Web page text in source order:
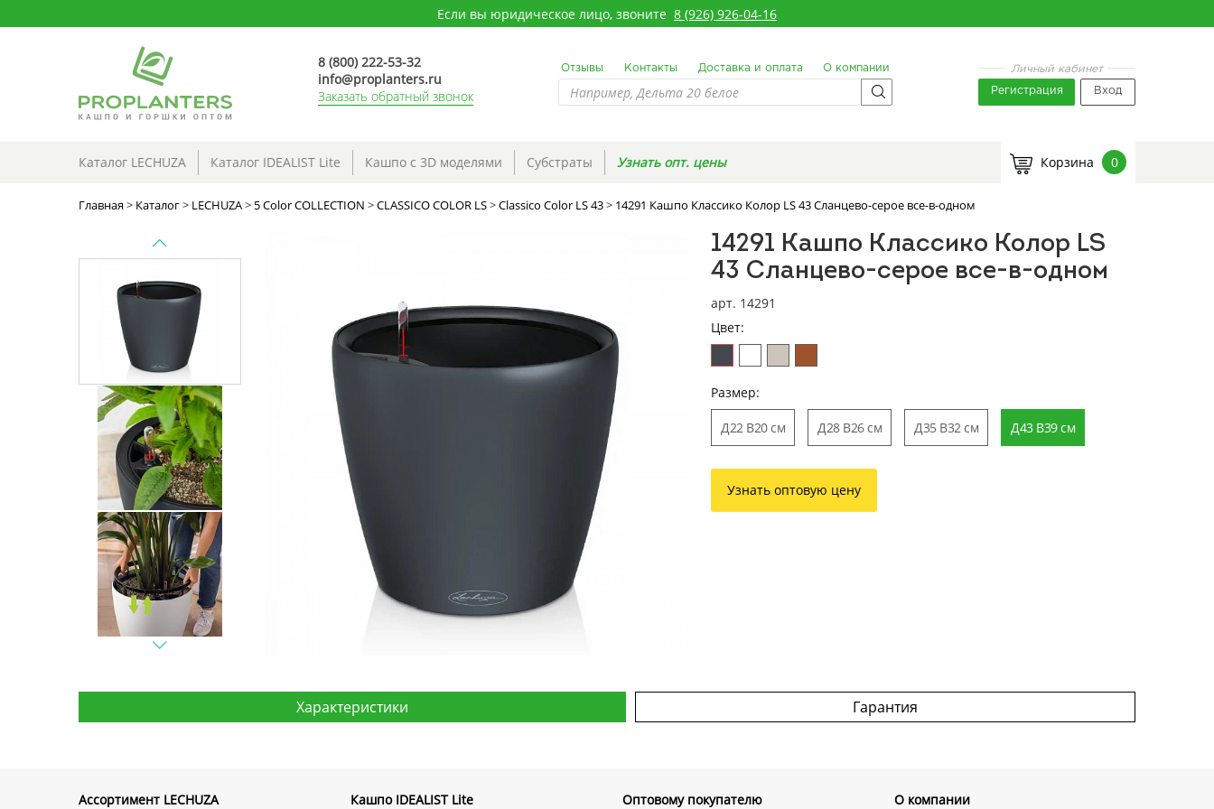
Если вы юридическое лицо, звоните 8 (926) 926-04-16
8 (800) 222-53-32
info@proplanters.ru
Заказать обратный звонок
Отзывы Контакты Доставка и оплата О компании Личный кабинет
Регистрация Вход
Каталог LECHUZA Каталог IDEALIST Lite Кашпо с 3D моделями Субстраты Узнать опт. цены Корзина 0
Главная> Каталог> LECHUZA> 5 Color COLLECTION >CLASSICO COLOR LS>Classico Color LS 43> 14291 Кашпо Классико Колор LS 43 Сланцево-серое все-в-одном
14291 Кашпо Классико Колор LS
43 Сланцево-серое все-в-одном
арт. 14291
Цвет:
Размер:
Д22 В20 см Д28 В26 см Д35 В32 см Д43 В39 см
Узнать оптовую цену
Характеристики Гарантия
Ассортимент LECHUZA Кашпо IDEALIST Lite Оптовому покупателю О компании